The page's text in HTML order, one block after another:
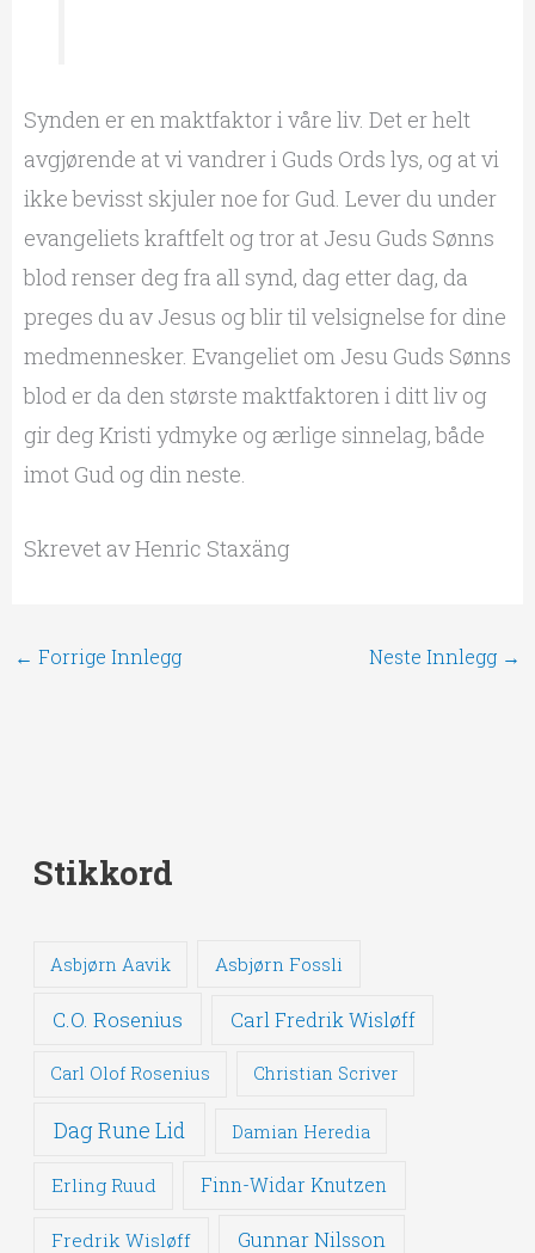
Synden er en maktfaktor i våre liv. Det er helt
avgjørende at vi vandrer i Guds Ords lys, og at vi
ikke bevisst skjuler noe for Gud. Lever du under
evangeliets kraftfelt og tror at Jesu Guds Sønns
blod renser deg fra all synd, dag etter dag, da
preges du av Jesus og blir til velsignelse for dine
medmennesker. Evangeliet om Jesu Guds Sønns
blod er da den største maktfaktoren i ditt liv og
gir deg Kristi ydmyke og ærlige sinnelag, både
imot Gud og din neste.
Skrevet av Henric Staxäng
← Forrige Innlegg Neste Innlegg →
Stikkord
Asbjørn Aavik Asbjørn Fossli
C.O. Rosenius Carl Fredrik Wisløff
Carl Olof Rosenius Christian Scriver
Dag Rune Lid Damian Heredia
Erling Ruud Finn-Widar Knutzen
Fredrik Wisløff Gunnar Nilsson